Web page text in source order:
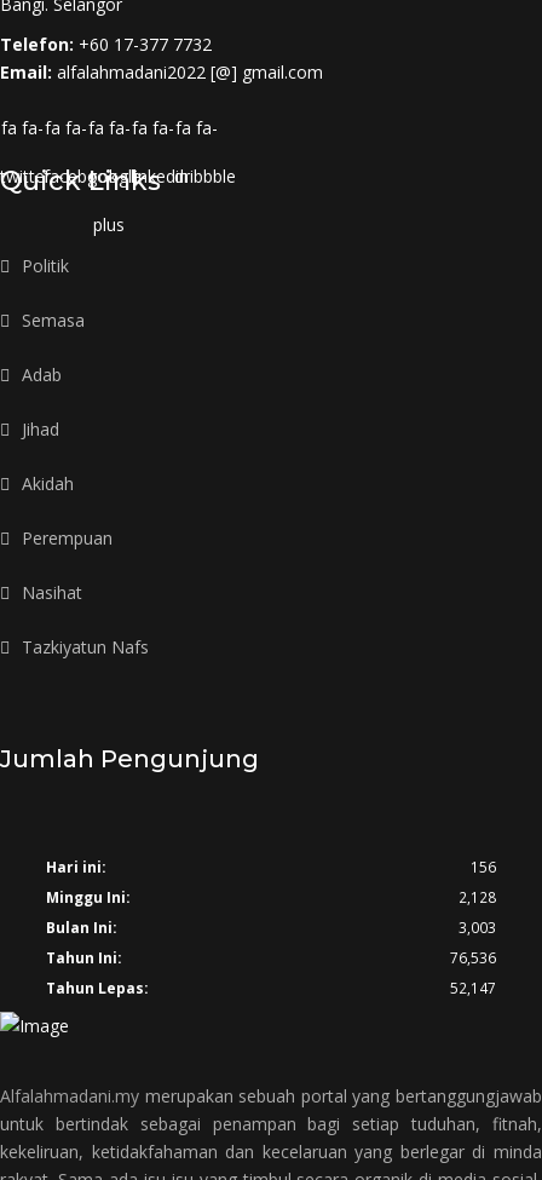
Telefon: +60 17-377 7732
Email: alfalahmadani2022 [@] gmail.com
fa fa-
twitter
fa fa-
facebook
fa fa-
google-
plus
fa fa-
linkedin
fa fa-
dribbble
Quick Links
Politik
Semasa
Adab
Jihad
Akidah
Perempuan
Nasihat
Tazkiyatun Nafs
Jumlah Pengunjung
Hari ini:
156
Minggu Ini:
2,128
Bulan Ini:
3,003
Tahun Ini:
76,536
Tahun Lepas:
52,147
Alfalahmadani.my merupakan sebuah portal yang bertanggungjawab
untuk bertindak sebagai penampan bagi setiap tuduhan, fitnah,
kekeliruan, ketidakfahaman dan kecelaruan yang berlegar di minda